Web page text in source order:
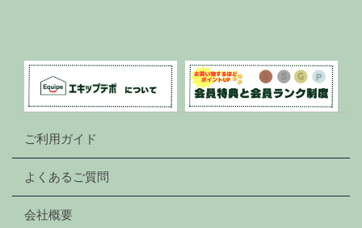
ご利用ガイド
よくあるご質問
会社概要